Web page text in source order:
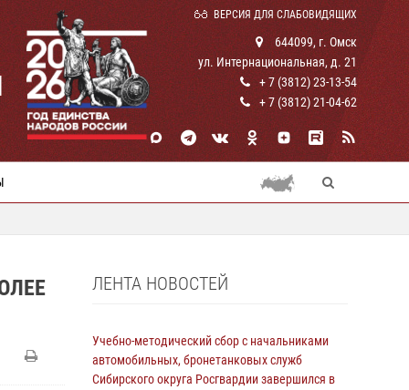
ВЕРСИЯ ДЛЯ СЛАБОВИДЯЩИХ
644099, г. Омск
ул. Интернациональная, д. 21
+ 7 (3812) 23-13-54
+ 7 (3812) 21-04-62
ЛЕНТА НОВОСТЕЙ
Учебно-методический сбор с начальниками
автомобильных, бронетанковых служб
Сибирского округа Росгвардии завершился в